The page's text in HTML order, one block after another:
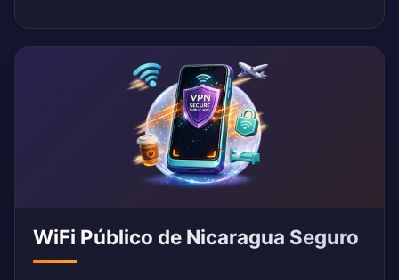
WiFi Público de Nicaragua Seguro